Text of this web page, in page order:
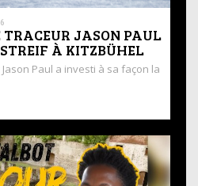
TRACEUR JASON PAUL
À KITZBÜHEL
Paul a investi à sa façon la